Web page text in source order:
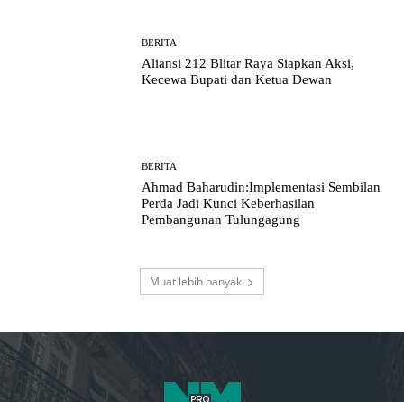
BERITA
Aliansi 212 Blitar Raya Siapkan Aksi,
Kecewa Bupati dan Ketua Dewan
BERITA
Ahmad Baharudin:Implementasi Sembilan
Perda Jadi Kunci Keberhasilan
Pembangunan Tulungagung
Muat lebih banyak